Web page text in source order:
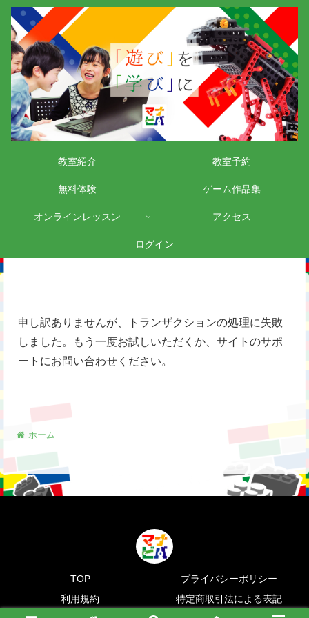
教室紹介 教室予約
無料体験 ゲーム作品集
オンラインレッスン アクセス
ログイン
申し訳ありませんが、トランザクションの処理に失敗
しました。もう一度お試しいただくか、サイトのサポ
ートにお問い合わせください。
ホーム
TOP
プライバシーポリシー
利用規約
特定商取引法による表記